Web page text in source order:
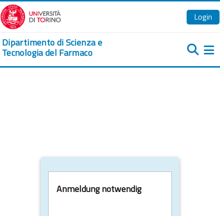
Zum Hauptinhalt
Login
Dipartimento di Scienza e
Tecnologia del Farmaco
Anmeldung notwendig